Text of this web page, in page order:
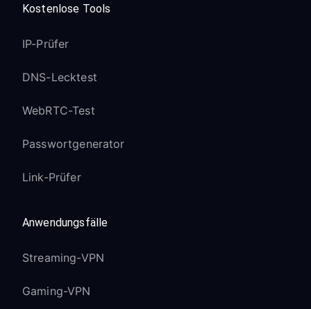
Kostenlose Tools
IP-Prüfer
DNS-Lecktest
WebRTC-Test
Passwortgenerator
Link-Prüfer
Anwendungsfälle
Streaming-VPN
Gaming-VPN